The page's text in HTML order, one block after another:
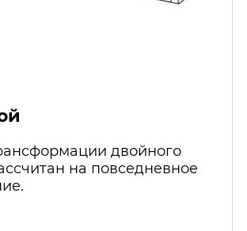
двойного
на повседневное